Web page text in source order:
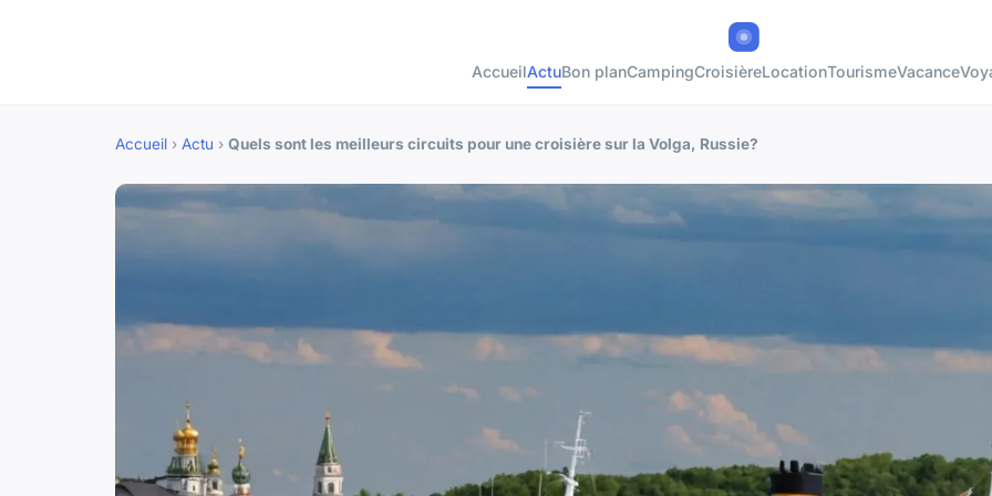
AccueilActuBon planCampingCroisièreLocationTourismeVacance
Accueil › Actu › Quels sont les meilleurs circuits pour une croisière sur la Volga, Russie?